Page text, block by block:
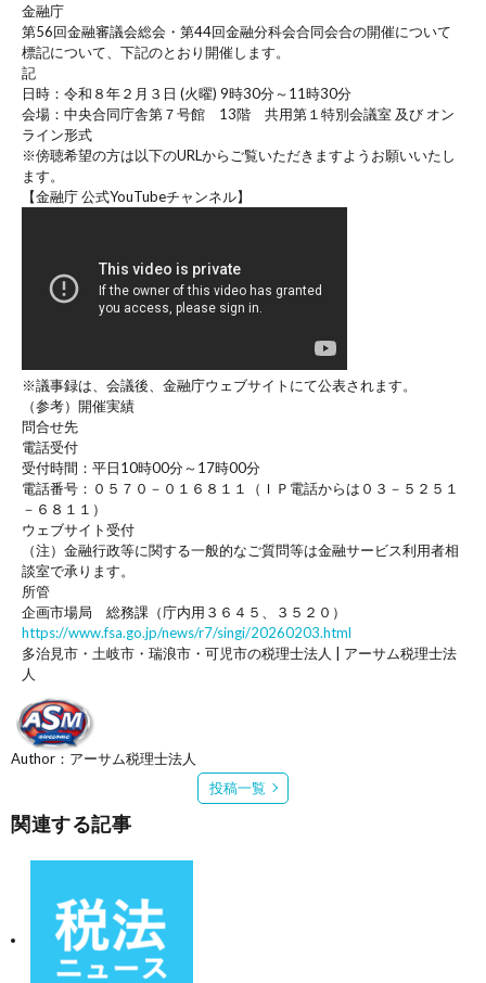
金融庁
第56回金融審議会総会・第44回金融分科会合同会合の開催について
標記について、下記のとおり開催します。
記
日時：令和８年２月３日 (火曜) 9時30分～11時30分
会場：中央合同庁舎第７号館 13階 共用第１特別会議室 及び オン
ライン形式
※傍聴希望の方は以下のURLからご覧いただきますようお願いいたし
ます。
【金融庁 公式YouTubeチャンネル】
※議事録は、会議後、金融庁ウェブサイトにて公表されます。
（参考）開催実績
問合せ先
電話受付
受付時間：平日10時00分～17時00分
電話番号：０５７０－０１６８１１（ＩＰ電話からは０３－５２５１
－６８１１）
ウェブサイト受付
（注）金融行政等に関する一般的なご質問等は金融サービス利用者相
談室で承ります。
所管
企画市場局 総務課（庁内用３６４５、３５２０）
https://www.fsa.go.jp/news/r7/singi/20260203.html
多治見市・土岐市・瑞浪市・可児市の税理士法人 | アーサム税理士法
人
Author：アーサム税理士法人
投稿一覧
関連する記事